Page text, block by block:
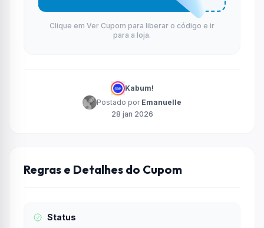
Clique em Ver Cupom para liberar o código e ir
para a loja.
Kabum!
Postado por Emanuelle
28 jan 2026
Regras e Detalhes do Cupom
Status